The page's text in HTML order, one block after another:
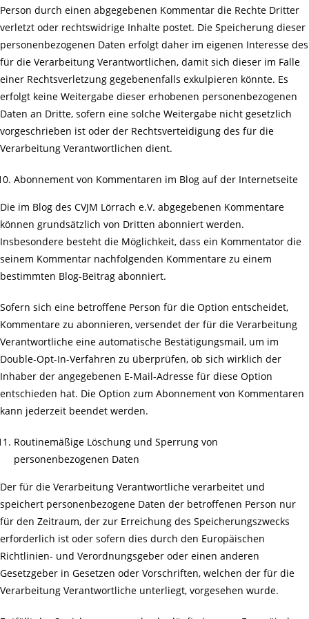
Person durch einen abgegebenen Kommentar die Rechte Dritter
verletzt oder rechtswidrige Inhalte postet. Die Speicherung dieser
personenbezogenen Daten erfolgt daher im eigenen Interesse des
für die Verarbeitung Verantwortlichen, damit sich dieser im Falle
einer Rechtsverletzung gegebenenfalls exkulpieren könnte. Es
erfolgt keine Weitergabe dieser erhobenen personenbezogenen
Daten an Dritte, sofern eine solche Weitergabe nicht gesetzlich
vorgeschrieben ist oder der Rechtsverteidigung des für die
Verarbeitung Verantwortlichen dient.
Abonnement von Kommentaren im Blog auf der Internetseite
Die im Blog des CVJM Lörrach e.V. abgegebenen Kommentare
können grundsätzlich von Dritten abonniert werden.
Insbesondere besteht die Möglichkeit, dass ein Kommentator die
seinem Kommentar nachfolgenden Kommentare zu einem
bestimmten Blog-Beitrag abonniert.
Sofern sich eine betroffene Person für die Option entscheidet,
Kommentare zu abonnieren, versendet der für die Verarbeitung
Verantwortliche eine automatische Bestätigungsmail, um im
Double-Opt-In-Verfahren zu überprüfen, ob sich wirklich der
Inhaber der angegebenen E-Mail-Adresse für diese Option
entschieden hat. Die Option zum Abonnement von Kommentaren
kann jederzeit beendet werden.
Routinemäßige Löschung und Sperrung von
personenbezogenen Daten
Der für die Verarbeitung Verantwortliche verarbeitet und
speichert personenbezogene Daten der betroffenen Person nur
für den Zeitraum, der zur Erreichung des Speicherungszwecks
erforderlich ist oder sofern dies durch den Europäischen
Richtlinien- und Verordnungsgeber oder einen anderen
Gesetzgeber in Gesetzen oder Vorschriften, welchen der für die
Verarbeitung Verantwortliche unterliegt, vorgesehen wurde.